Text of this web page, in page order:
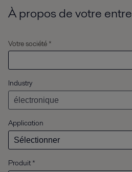
À propos de votre
Votre société *
Industry
Application
Produit *